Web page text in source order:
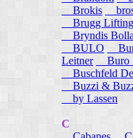
Brokis
Brugg Lifting
Bryndis
BULO
Leitner
Buro
Buschfeld
Buzzi &
by Lassen
C